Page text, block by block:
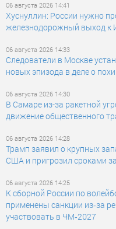
06 августа 2026 14:41
Хуснуллин: России нужно
железнодорожный выход к
06 августа 2026 14:33
Следователи в Москве
новых эпизода в деле о
06 августа 2026 14:30
В Самаре из-за ракетной
движение общественного
06 августа 2026 14:28
Трамп заявил о крупных
США и пригрозил сроками
06 августа 2026 14:25
К сборной России по
применены санкции из‑за
участвовать в ЧМ‑2027